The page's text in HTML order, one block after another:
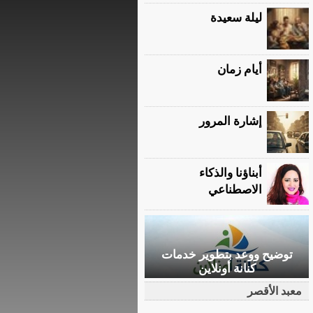
ليلة سعيدة
أيام زمان
إشارة المرور
أبناؤنا والذكاء
الاصطناعي
توضيح ووعد بتطوير خدمات
كنانة أونلاين
معبد الأقصر